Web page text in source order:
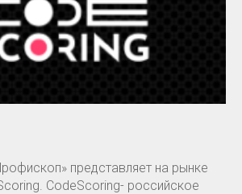
представляет на рынке
CodeScoring- российское